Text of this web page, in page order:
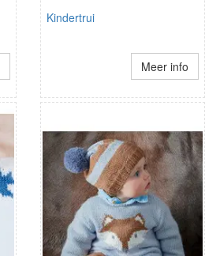
Kindertrui
Meer info